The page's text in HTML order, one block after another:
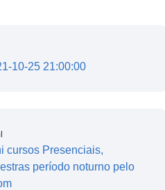
10-25 21:00:00
cursos Presenciais,
período noturno pelo